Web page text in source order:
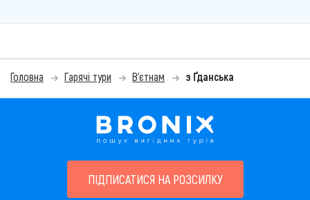
Головна Гарячі тури В'єтнам з Ґданська
ПІДПИСАТИСЯ НА РОЗСИЛКУ